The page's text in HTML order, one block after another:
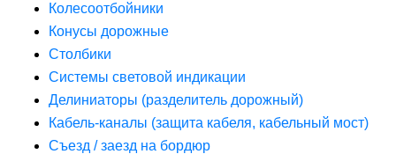
Колесоотбойники
Конусы дорожные
Столбики
Системы световой индикации
Делиниаторы (разделитель дорожный)
Кабель-каналы (защита кабеля, кабельный мост)
Съезд / заезд на бордюр